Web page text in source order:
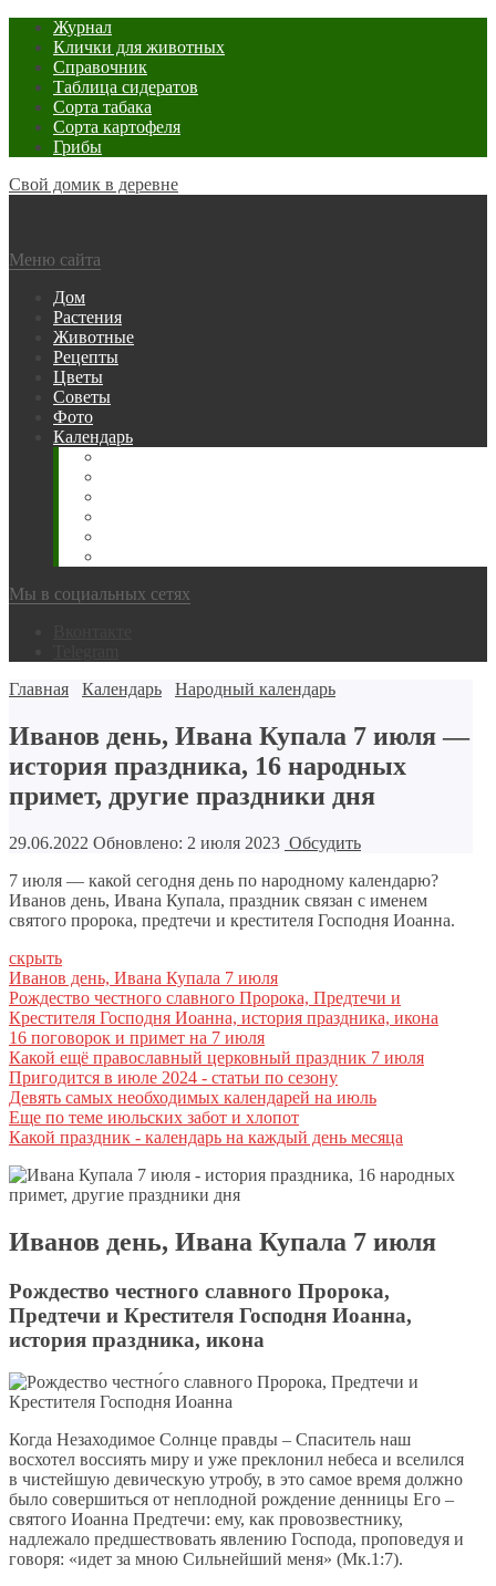
Журнал
Клички для животных
Справочник
Таблица сидератов
Сорта табака
Сорта картофеля
Грибы
Свой домик в деревне
Меню сайта
Дом
Растения
Животные
Рецепты
Цветы
Советы
Фото
Календарь
Мы в социальных сетях
Главная
Календарь Народный календарь
Иванов день, Ивана Купала 7 июля —
история праздника, 16 народных
примет, другие праздники дня
29.06.2022 Обновлено: 2 июля 2023 Обсудить
7 июля — какой сегодня день по народному календарю?
Иванов день, Ивана Купала, праздник связан с именем
святого пророка, предтечи и крестителя Господня Иоанна.
скрыть
Иванов день, Ивана Купала 7 июля
Рождество честного славного Пророка, Предтечи и
Крестителя Господня Иоанна, история праздника, икона
16 поговорок и примет на 7 июля
Какой ещё православный церковный праздник 7 июля
Пригодится в июле 2024 - статьи по сезону
Девять самых необходимых календарей на июль
Еще по теме июльских забот и хлопот
Какой праздник - календарь на каждый день месяца
Иванов день, Ивана Купала 7 июля
Рождество честного славного Пророка,
Предтечи и Крестителя Господня Иоанна,
история праздника, икона
Когда Незаходимое Солнце правды – Спаситель наш
восхотел воссиять миру и уже преклонил небеса и вселился
в чистейшую девическую утробу, в это самое время должно
было совершиться от неплодной рождение денницы Его –
святого Иоанна Предтечи: ему, как провозвестнику,
надлежало предшествовать явлению Господа, проповедуя и
говоря: «идет за мною Сильнейший меня» (Мк.1:7).